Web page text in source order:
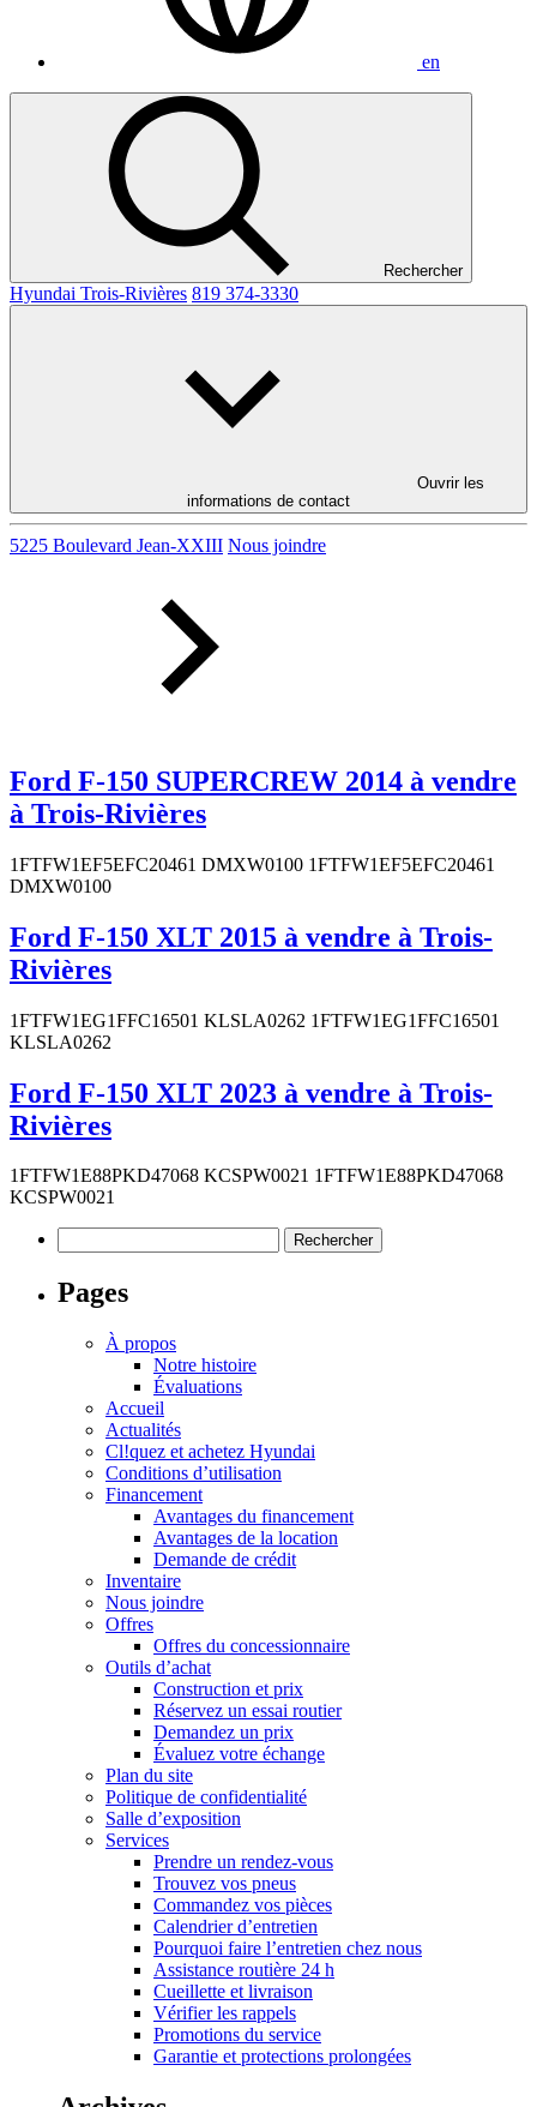
en
Rechercher
Hyundai Trois-Rivières 819 374-3330
Ouvrir les
informations de contact
5225 Boulevard Jean-XXIII Nous joindre
Ford F-150 SUPERCREW 2014 à vendre
à Trois-Rivières
1FTFW1EF5EFC20461 DMXW0100 1FTFW1EF5EFC20461
DMXW0100
Ford F-150 XLT 2015 à vendre à Trois-
Rivières
1FTFW1EG1FFC16501 KLSLA0262 1FTFW1EG1FFC16501
KLSLA0262
Ford F-150 XLT 2023 à vendre à Trois-
Rivières
1FTFW1E88PKD47068 KCSPW0021 1FTFW1E88PKD47068
KCSPW0021
Pages
À propos
Notre histoire
Évaluations
Accueil
Actualités
Cl!quez et achetez Hyundai
Conditions d’utilisation
Financement
Avantages du financement
Avantages de la location
Demande de crédit
Inventaire
Nous joindre
Offres
Offres du concessionnaire
Outils d’achat
Construction et prix
Réservez un essai routier
Demandez un prix
Évaluez votre échange
Plan du site
Politique de confidentialité
Salle d’exposition
Services
Prendre un rendez-vous
Trouvez vos pneus
Commandez vos pièces
Calendrier d’entretien
Pourquoi faire l’entretien chez nous
Assistance routière 24 h
Cueillette et livraison
Vérifier les rappels
Promotions du service
Garantie et protections prolongées